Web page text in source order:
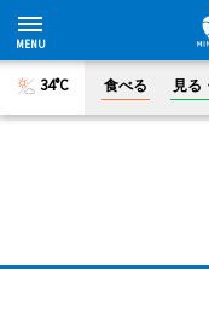
34°C 食べる 見る